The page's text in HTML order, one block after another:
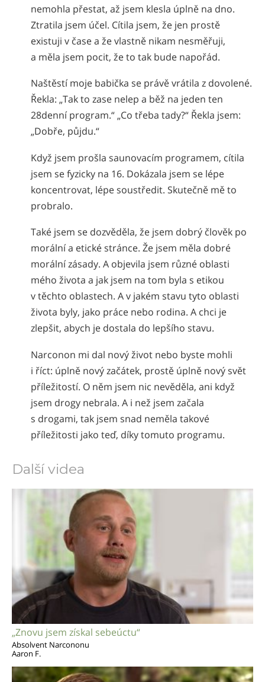
nemohla přestat, až jsem klesla úplně na dno.
Ztratila jsem účel. Cítila jsem, že jen prostě
existuji v čase a že vlastně nikam nesměřuji,
a měla jsem pocit, že to tak bude napořád.
Naštěstí moje babička se právě vrátila z dovolené.
Řekla: „Tak to zase nelep a běž na jeden ten
28denní program.“ „Co třeba tady?“ Řekla jsem:
„Dobře, půjdu.“
Když jsem prošla saunovacím programem, cítila
jsem se fyzicky na 16. Dokázala jsem se lépe
koncentrovat, lépe soustředit. Skutečně mě to
probralo.
Také jsem se dozvěděla, že jsem dobrý člověk po
morální a etické stránce. Že jsem měla dobré
morální zásady. A objevila jsem různé oblasti
mého života a jak jsem na tom byla s etikou
v těchto oblastech. A v jakém stavu tyto oblasti
života byly, jako práce nebo rodina. A chci je
zlepšit, abych je dostala do lepšího stavu.
Narconon mi dal nový život nebo byste mohli
i říct: úplně nový začátek, prostě úplně nový svět
příležitostí. O něm jsem nic nevěděla, ani když
jsem drogy nebrala. A i než jsem začala
s drogami, tak jsem snad neměla takové
příležitosti jako teď, díky tomuto programu.
Další videa
„Znovu jsem získal sebeúctu“
Absolvent Narcononu
Aaron F.